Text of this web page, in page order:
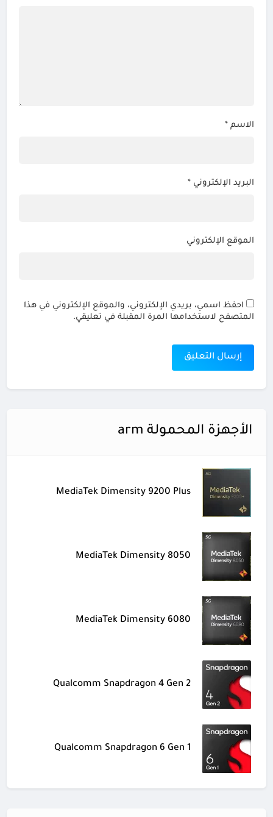
الاسم *
البريد الإلكتروني *
الموقع الإلكتروني
احفظ اسمي، بريدي الإلكتروني، والموقع الإلكتروني في هذا
المتصفح لاستخدامها المرة المقبلة في تعليقي.
الأجهزة المحمولة arm
MediaTek Dimensity 9200 Plus
MediaTek Dimensity 8050
MediaTek Dimensity 6080
Qualcomm Snapdragon 4 Gen 2
Qualcomm Snapdragon 6 Gen 1